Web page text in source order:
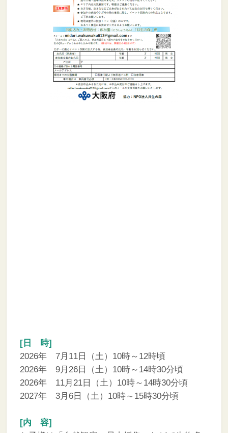
[日 時]
2026年 7月11日（土）10時～12時頃
2026年 9月26日（土）10時～14時30分頃
2026年 11月21日（土）10時～14時30分頃
2027年 3月6日（土）10時～15時30分頃
[内 容]